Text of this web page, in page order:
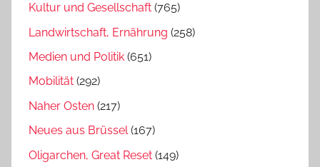
Kultur und Gesellschaft (765)
Landwirtschaft, Ernährung (258)
Medien und Politik (651)
Mobilität (292)
Naher Osten (217)
Neues aus Brüssel(167)
Oligarchen, Great Reset (149)